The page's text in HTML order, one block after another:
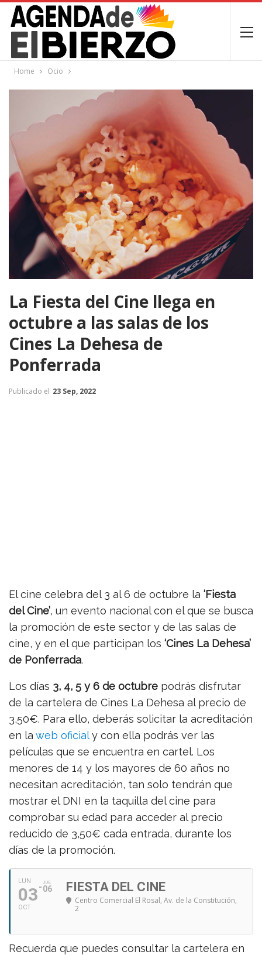
Home Ocio
La Fiesta del Cine llega en
octubre a las salas de los
Cines La Dehesa de
Ponferrada
Publicado el 23 Sep, 2022
El cine celebra del 3 al 6 de octubre la ‘Fiesta
del Cine’, un evento nacional con el que se busca
la promoción de este sector y de las salas de
cine, y en el que participan los ‘Cines La Dehesa’
de Ponferrada.
Los días 3, 4, 5 y 6 de octubre podrás disfrutar
de la cartelera de Cines La Dehesa al precio de
3,50€. Para ello, deberás solicitar la acreditación
en la web oficialy con ella podrás ver las
películas que se encuentra en cartel. Los
menores de 14 y los mayores de 60 años no
necesitan acreditación, tan solo tendrán que
mostrar el DNI en la taquilla del cine para
comprobar su edad para acceder al precio
reducido de 3,50€ cada entrada, durante los
días de la promoción.
LUN
03
OCT
JUE
06 FIESTA DEL CINE
Centro Comercial El Rosal, Av. de la Constitución,
2
Recuerda que puedes consultar la cartelera en